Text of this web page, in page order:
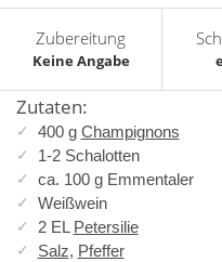
Zubereitung
Keine Angabe
Zutaten:
400 g Champignons
1-2 Schalotten
ca. 100 g Emmentaler
Weißwein
2 EL Petersilie
Salz, Pfeffer